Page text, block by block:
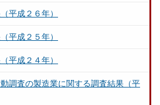
平成２６年）
平成２５年）
平成２４年）
調査の製造業に関する調査結果（平